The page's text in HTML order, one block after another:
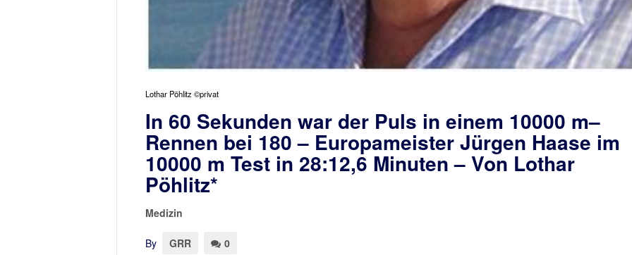
Lothar Pöhlitz ©privat
In 60 Sekunden war der Puls in einem 10000 m–
Rennen bei 180 – Europameister Jürgen Haase im
10000 m Test in 28:12,6 Minuten – Von Lothar
Pöhlitz*
Medizin
By GRR 0